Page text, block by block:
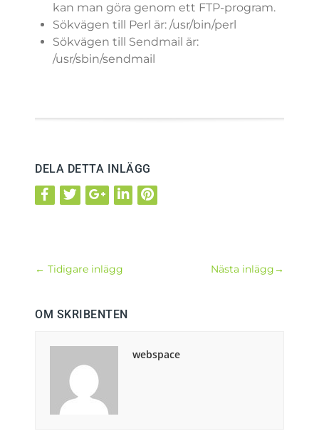
kan man göra genom ett FTP-program.
Sökvägen till Perl är: /usr/bin/perl
Sökvägen till Sendmail är:
/usr/sbin/sendmail
DELA DETTA INLÄGG
← Tidigare inlägg Nästa inlägg→
OM SKRIBENTEN
webspace